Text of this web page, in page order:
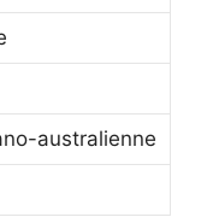
australienne